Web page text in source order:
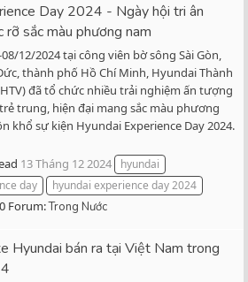
Day 2024 - Ngày hội tri ân
rỡ sắc màu phương nam
12/2024 tại công viên bờ sông Sài Gòn,
thành phố Hồ Chí Minh, Hyundai Thành
đã tổ chức nhiều trải nghiệm ấn tượng
trung, hiện đại mang sắc màu phương
khổ sự kiện Hyundai Experience Day 2024.
13 Tháng 12 2024
hyundai
day
hyundai experience day 2024
Forum:Trong Nước
Hyundai bán ra tại Việt Nam trong